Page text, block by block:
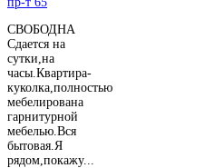
СВОБОДНА
Сдается на
сутки,на
часы.Квартира-
куколка,полностью
мебелирована
гарнитурной
мебелью.Вся
бытовая.Я
рядом,покажу...